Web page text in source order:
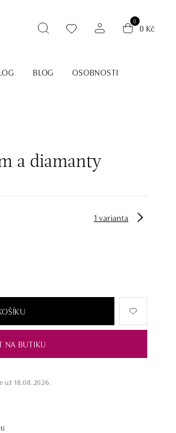
0
0 Kč
BLOG OSOBNOSTI
a diamanty
1 varianta
NA BUTIKU
18.08.2026.